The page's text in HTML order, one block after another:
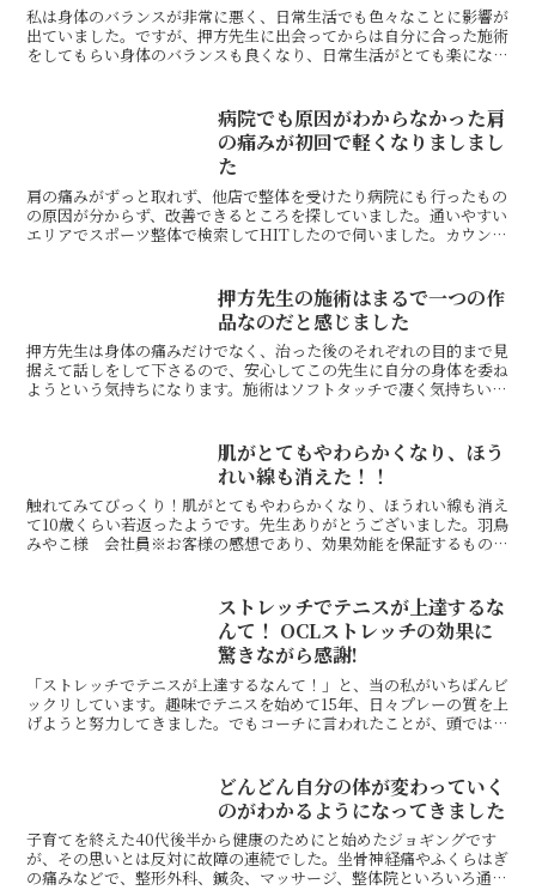
私は身体のバランスが非常に悪く、日常生活でも色々なことに影響が
出ていました。ですが、押方先生に出会ってからは自分に合った施術
をしてもらい身体のバランスも良くなり、日常生活がとても楽になり
病院でも原因がわからなかった肩
の痛みが初回で軽くなりましまし
た
肩の痛みがずっと取れず、他店で整体を受けたり病院にも行ったもの
の原因が分からず、改善できるところを探していました。通いやすい
エリアでスポーツ整体で検索してHITしたので伺いました。カウンセ
押方先生の施術はまるで一つの作
品なのだと感じました
押方先生は身体の痛みだけでなく、治った後のそれぞれの目的まで見
据えて話しをして下さるので、安心してこの先生に自分の身体を委ね
ようという気持ちになります。施術はソフトタッチで凄く気持ちいい
肌がとてもやわらかくなり、ほう
れい線も消えた！！
触れてみてびっくり！肌がとてもやわらかくなり、ほうれい線も消え
て10歳くらい若返ったようです。先生ありがとうございました。羽鳥
みやこ様 会社員※お客様の感想であり、効果効能を保証するもので
ストレッチでテニスが上達するな
んて！ OCLストレッチの効果に
驚きながら感謝!
「ストレッチでテニスが上達するなんて！」と、当の私がいちばんビ
ックリしています。趣味でテニスを始めて15年、日々プレーの質を上
げようと努力してきました。でもコーチに言われたことが、頭ではわ
どんどん自分の体が変わっていく
のがわかるようになってきました
子育てを終えた40代後半から健康のためにと始めたジョギングです
が、その思いとは反対に故障の連続でした。坐骨神経痛やふくらはぎ
の痛みなどで、整形外科、鍼灸、マッサージ、整体院といろいろ通い